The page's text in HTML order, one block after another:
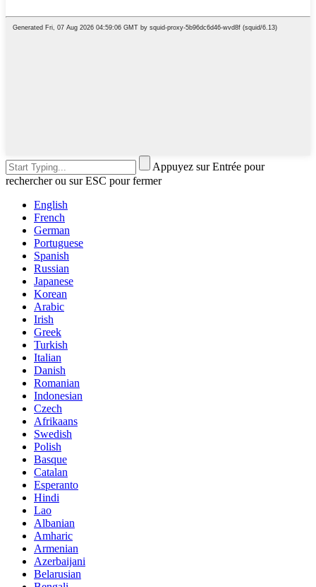
Appuyez sur Entrée pour
rechercher ou sur ESC pour fermer
English
French
German
Portuguese
Spanish
Russian
Japanese
Korean
Arabic
Irish
Greek
Turkish
Italian
Danish
Romanian
Indonesian
Czech
Afrikaans
Swedish
Polish
Basque
Catalan
Esperanto
Hindi
Lao
Albanian
Amharic
Armenian
Azerbaijani
Belarusian